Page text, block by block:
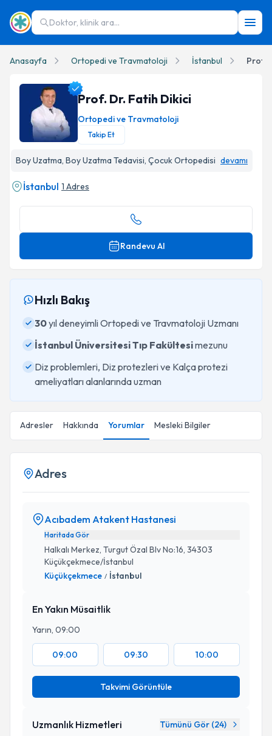
Doktor, klinik ara...
Anasayfa Ortopedi ve Travmatoloji İstanbul Prof.
Prof. Dr. Fatih Dikici
Ortopedi ve Travmatoloji
Takip Et
Boy Uzatma, Boy Uzatma Tedavisi, Çocuk Ortopedisi devamı
İstanbul 1 Adres
Randevu Al
Hızlı Bakış
30yıl deneyimli Ortopedi ve Travmatoloji Uzmanı
İstanbul Üniversitesi Tıp Fakültesimezunu
Diz problemleri, Diz protezleri ve Kalça protezi
ameliyatları alanlarında uzman
Adresler Hakkında Yorumlar Mesleki Bilgiler
Adres
Acıbadem Atakent Hastanesi
Haritada Gör
Halkalı Merkez, Turgut Özal Blv No:16, 34303
Küçükçekmece/İstanbul
Küçükçekmece / İstanbul
En Yakın Müsaitlik
Yarın, 09:00
09:00 09:30 10:00
Takvimi Görüntüle
Uzmanlık Hizmetleri Tümünü Gör (24)